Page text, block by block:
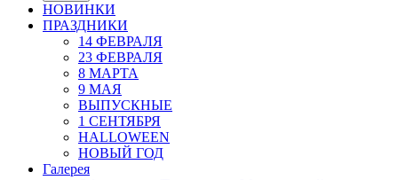
НОВИНКИ
ПРАЗДНИКИ
14 ФЕВРАЛЯ
23 ФЕВРАЛЯ
8 МАРТА
9 МАЯ
ВЫПУСКНЫЕ
1 СЕНТЯБРЯ
HALLOWEEN
НОВЫЙ ГОД
Галерея